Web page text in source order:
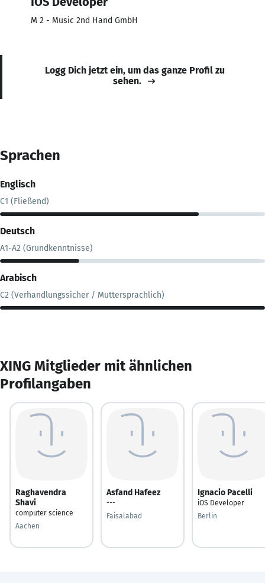
M 2 - Music 2nd Hand GmbH
Logg Dich jetzt ein, um das ganze Profil zu
sehen.
Sprachen
Englisch
C1 (Fließend)
Deutsch
A1-A2 (Grundkenntnisse)
Arabisch
C2 (Verhandlungssicher / Muttersprachlich)
XING Mitglieder mit ähnlichen
Profilangaben
Raghavendra
Shavi
computer science
Aachen
Asfand Hafeez
---
Faisalabad
Ignacio Pacelli
iOS Developer
Berlin